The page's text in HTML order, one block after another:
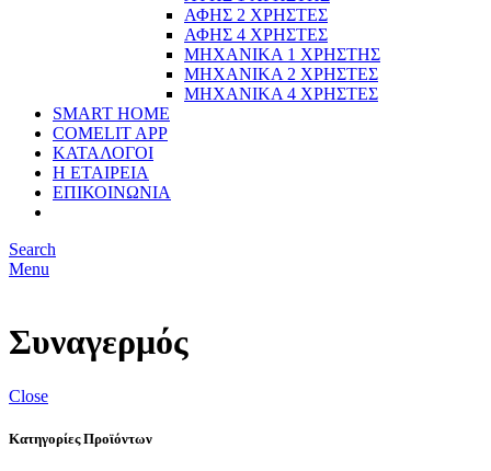
ΑΦΗΣ 2 ΧΡΗΣΤΕΣ
ΑΦΗΣ 4 ΧΡΗΣΤΕΣ
ΜΗΧΑΝΙΚΑ 1 ΧΡΗΣΤΗΣ
ΜΗΧΑΝΙΚΑ 2 ΧΡΗΣΤΕΣ
ΜΗΧΑΝΙΚΑ 4 ΧΡΗΣΤΕΣ
SMART HOME
COMELIT APP
ΚΑΤΑΛΟΓΟΙ
Η ΕΤΑΙΡΕΙΑ
ΕΠΙΚΟΙΝΩΝΙΑ
Search
Menu
Συναγερμός
Close
Κατηγορίες Προϊόντων